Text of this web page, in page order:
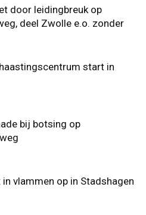
door leidingbreuk op
deel Zwolle e.o. zonder
start in
bij botsing op
vlammen op in Stadshagen